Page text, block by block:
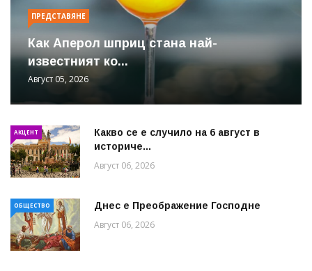
ПРЕДСТАВЯНЕ
Как Аперол шприц стана най-
известният ко...
Август 05, 2026
АКЦЕНТ
Какво се е случило на 6 август в
историче...
Август 06, 2026
ОБЩЕСТВО Днес е Преображение Господне
Август 06, 2026